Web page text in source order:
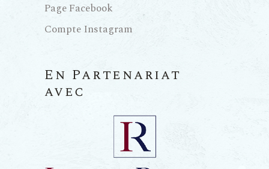
Page Facebook
Compte Instagram
En Partenariat
avec